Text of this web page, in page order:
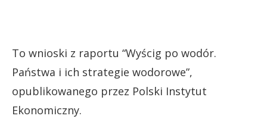
To wnioski z raportu “Wyścig po wodór.
Państwa i ich strategie wodorowe”,
opublikowanego przez Polski Instytut
Ekonomiczny.